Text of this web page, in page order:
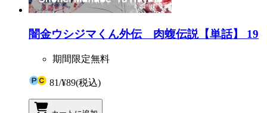
闇金ウシジマくん外伝 肉蝮伝説【単話】 19
期間限定無料
81/¥89(税込)